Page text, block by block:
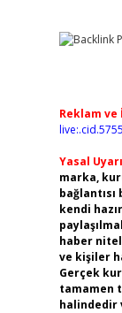
Reklam
Yasal
marka,
kendi
haber
ve kişiler
Gerçek
tamamen
halindedir